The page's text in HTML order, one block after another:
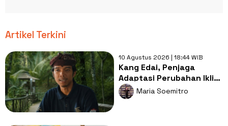
Artikel Terkini
10 Agustus 2026 | 18:44 WIB
Kang Edai, Penjaga
Adaptasi Perubahan Iklim
dari Desa Kemiren
Maria Soemitro